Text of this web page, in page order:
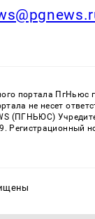
портала ПгНьюс
не несет
(ПГНЬЮС)